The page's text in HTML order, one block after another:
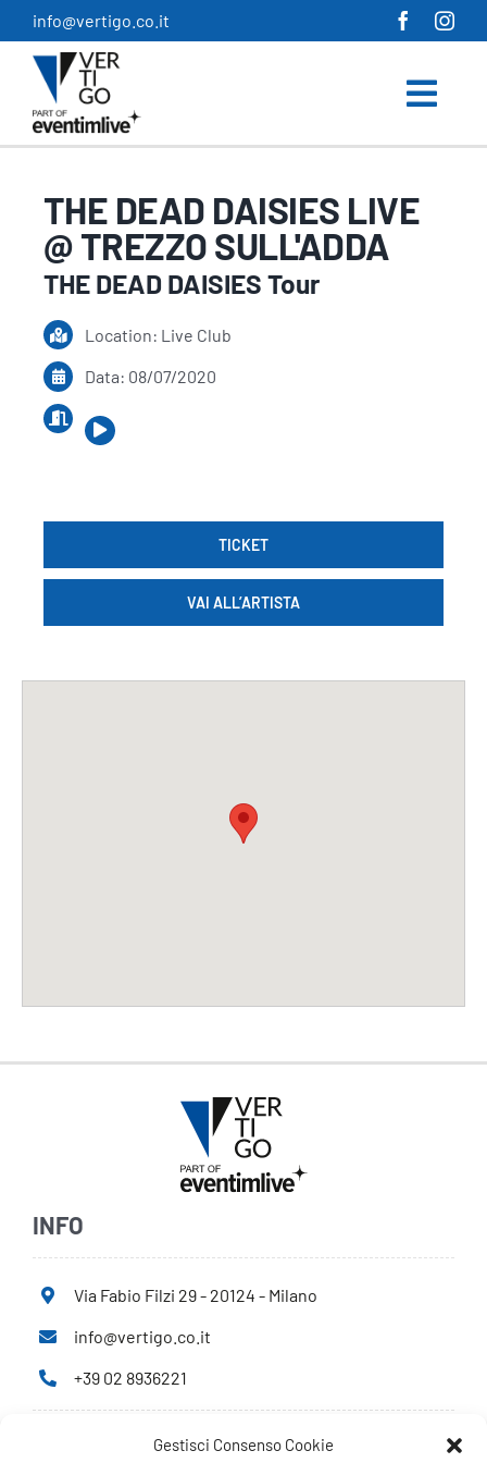
Gestisci Consenso Cookie
Salta
al
contenuto
info@vertigo.co.it
THE DEAD DAISIES LIVE
@ TREZZO SULL'ADDA
THE DEAD DAISIES Tour
Location: Live Club
Data: 08/07/2020
TICKET
VAI ALL’ARTISTA
INFO
Via Fabio Filzi 29 - 20124 - Milano
info@vertigo.co.it
+39 02 8936221
Privacy Policy